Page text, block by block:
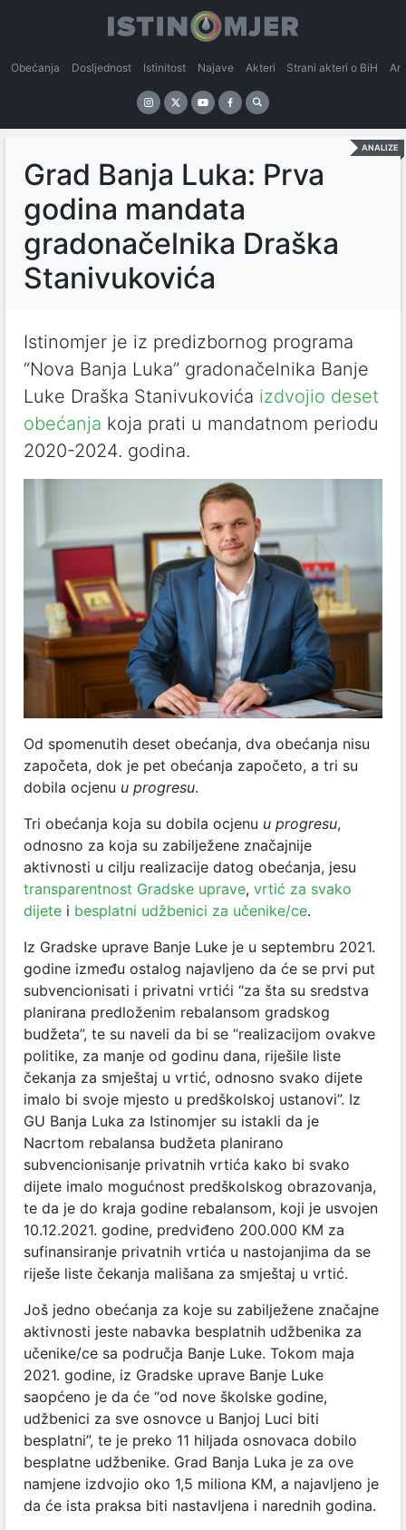
Obećanja Dosljednost Istinitost Najave Akteri Strani akteri o BiH
ANALIZE
Grad Banja Luka: Prva
godina mandata
gradonačelnika Draška
Stanivukovića
Istinomjer je iz predizbornog programa
“Nova Banja Luka” gradonačelnika Banje
Luke Draška Stanivukovića izdvojio deset
obećanja koja prati u mandatnom periodu
2020-2024. godina.
Od spomenutih deset obećanja, dva obećanja nisu
započeta, dok je pet obećanja započeto, a tri su
dobila ocjenu u progresu.
Tri obećanja koja su dobila ocjenu u progresu,
odnosno za koja su zabilježene značajnije
aktivnosti u cilju realizacije datog obećanja, jesu
transparentnost Gradske uprave, vrtić za svako
dijete i besplatni udžbenici za učenike/ce.
Iz Gradske uprave Banje Luke je u septembru 2021.
godine između ostalog najavljeno da će se prvi put
subvencionisati i privatni vrtići “za šta su sredstva
planirana predloženim rebalansom gradskog
budžeta”, te su naveli da bi se “realizacijom ovakve
politike, za manje od godinu dana, riješile liste
čekanja za smještaj u vrtić, odnosno svako dijete
imalo bi svoje mjesto u predškolskoj ustanovi”. Iz
GU Banja Luka za Istinomjer su istakli da je
Nacrtom rebalansa budžeta planirano
subvencionisanje privatnih vrtića kako bi svako
dijete imalo mogućnost predškolskog obrazovanja,
te da je do kraja godine rebalansom, koji je usvojen
10.12.2021. godine, predviđeno 200.000 KM za
sufinansiranje privatnih vrtića u nastojanjima da se
riješe liste čekanja mališana za smještaj u vrtić.
Još jedno obećanja za koje su zabilježene značajne
aktivnosti jeste nabavka besplatnih udžbenika za
učenike/ce sa područja Banje Luke. Tokom maja
2021. godine, iz Gradske uprave Banje Luke
saopćeno je da će “od nove školske godine,
udžbenici za sve osnovce u Banjoj Luci biti
besplatni”, te je preko 11 hiljada osnovaca dobilo
besplatne udžbenike. Grad Banja Luka je za ove
namjene izdvojio oko 1,5 miliona KM, a najavljeno je
da će ista praksa biti nastavljena i narednih godina.